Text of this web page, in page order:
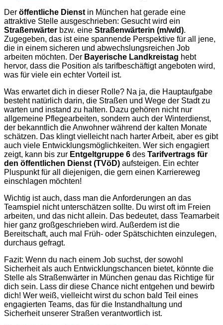
Der öffentliche Dienst in München hat gerade eine
attraktive Stelle ausgeschrieben: Gesucht wird ein
Straßenwärter bzw. eine Straßenwärterin (m/w/d).
Zugegeben, das ist eine spannende Perspektive für all jene,
die in einem sicheren und abwechslungsreichen Job
arbeiten möchten. Der Bayerische Landkreistag hebt
hervor, dass die Position als tarifbeschäftigt angeboten wird,
was für viele ein echter Vorteil ist.
Was erwartet dich in dieser Rolle? Na ja, die Hauptaufgabe
besteht natürlich darin, die Straßen und Wege der Stadt zu
warten und instand zu halten. Dazu gehören nicht nur
allgemeine Pflegearbeiten, sondern auch der Winterdienst,
der bekanntlich die Anwohner während der kalten Monate
schätzen. Das klingt vielleicht nach harter Arbeit, aber es gibt
auch viele Entwicklungsmöglichkeiten. Wer sich engagiert
zeigt, kann bis zur Entgeltgruppe 6 des Tarifvertrags für
den öffentlichen Dienst (TVöD) aufsteigen. Ein echter
Pluspunkt für all diejenigen, die gern einen Karriereweg
einschlagen möchten!
Wichtig ist auch, dass man die Anforderungen an das
Teamspiel nicht unterschätzen sollte. Du wirst oft im Freien
arbeiten, und das nicht allein. Das bedeutet, dass Teamarbeit
hier ganz großgeschrieben wird. Außerdem ist die
Bereitschaft, auch mal Früh- oder Spätschichten einzulegen,
durchaus gefragt.
Fazit: Wenn du nach einem Job suchst, der sowohl
Sicherheit als auch Entwicklungschancen bietet, könnte die
Stelle als Straßenwärter in München genau das Richtige für
dich sein. Lass dir diese Chance nicht entgehen und bewirb
dich! Wer weiß, vielleicht wirst du schon bald Teil eines
engagierten Teams, das für die Instandhaltung und
Sicherheit unserer Straßen verantwortlich ist.